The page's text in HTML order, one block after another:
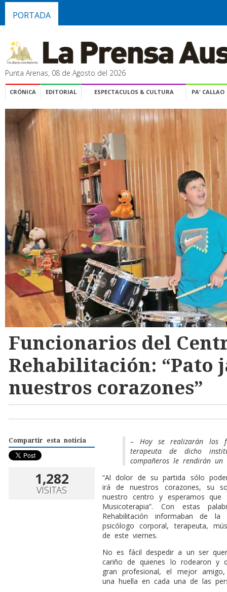
PORTADA
Punta Arenas, 08 de Agosto del 2026
CRÓNICA EDITORIAL ESPECTACULOS & CULTURA PA' CALLAO
Funcionarios del
Rehabilitación: “Pato
nuestros corazones”
Compartir esta noticia
1,282
VISITAS
– Hoy se realizarán los
terapeuta de dicho
compañeros le rendirán un
“Al dolor de su partida sólo
irá de nuestros corazones, su
nuestro centro y esperamos
Musicoterapia”. Con estas
Rehabilitación informaban de
psicólogo corporal, terapeuta,
de este viernes.
No es fácil despedir a un ser
cariño de quienes lo rodearon y
gran profesional, el mejor
una huella en cada una de las